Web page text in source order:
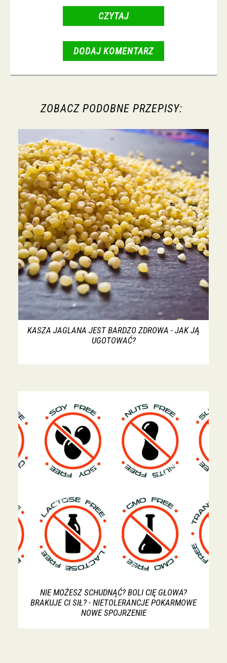
CZYTAJ
DODAJ KOMENTARZ
ZOBACZ PODOBNE PRZEPISY:
KASZA JAGLANA JEST BARDZO ZDROWA - JAK JĄ
UGOTOWAĆ?
NIE MOŻESZ SCHUDNĄĆ? BOLI CIĘ GŁOWA?
BRAKUJE CI SIŁ? - NIETOLERANCJE POKARMOWE
NOWE SPOJRZENIE